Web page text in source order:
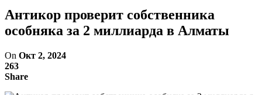
Антикор проверит собственника
особняка за 2 миллиарда в Алматы
On Окт 2, 2024
263
Share